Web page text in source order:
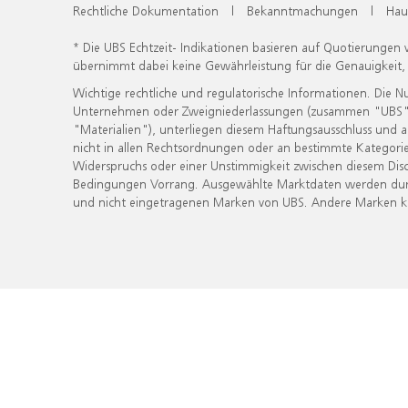
Rechtliche Dokumentation | Bekanntmachungen |
* Die UBS Echtzeit- Indikationen basieren auf
übernimmt dabei keine Gewährleistung für die
Wichtige rechtliche und regulatorische Informationen. Die
Unternehmen oder Zweigniederlassungen (zusammen
"Materialien"), unterliegen diesem Haftungsausschluss
nicht in allen Rechtsordnungen oder an bestimmte
Widerspruchs oder einer Unstimmigkeit zwischen diesem
Bedingungen Vorrang. Ausgewählte Marktdaten werden
und nicht eingetragenen Marken von UBS. Andere Marken